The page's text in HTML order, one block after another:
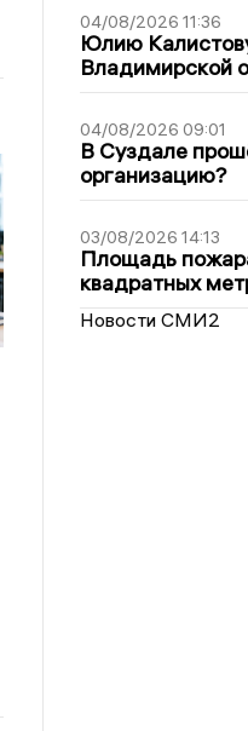
04/08/2026 11:36
Юлию
Владимирской
04/08/2026 09:01
В Суздале
организацию?
03/08/2026 14:13
Площадь
квадратных
Новости СМИ2